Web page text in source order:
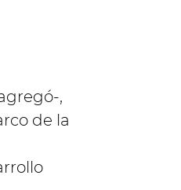
,
de la